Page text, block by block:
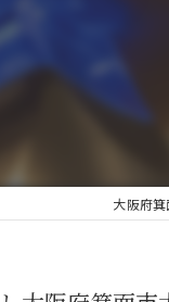
大阪府